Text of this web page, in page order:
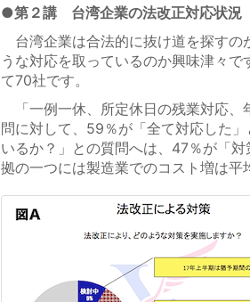
●第２講 台湾企業の法改正対応状況
台湾企業は合法的に抜け道を探すの
うな対応を取っているのか興味津々
て70社です。
「一例一休、所定休日の残業対応、
問に対して、59％が「全て対応した
いるか？」との質問へは、47％が「
拠の一つには製造業でのコスト増は平